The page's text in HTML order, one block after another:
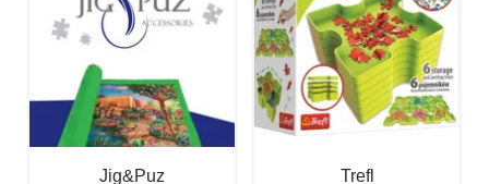
Jig&Puz
Trefl